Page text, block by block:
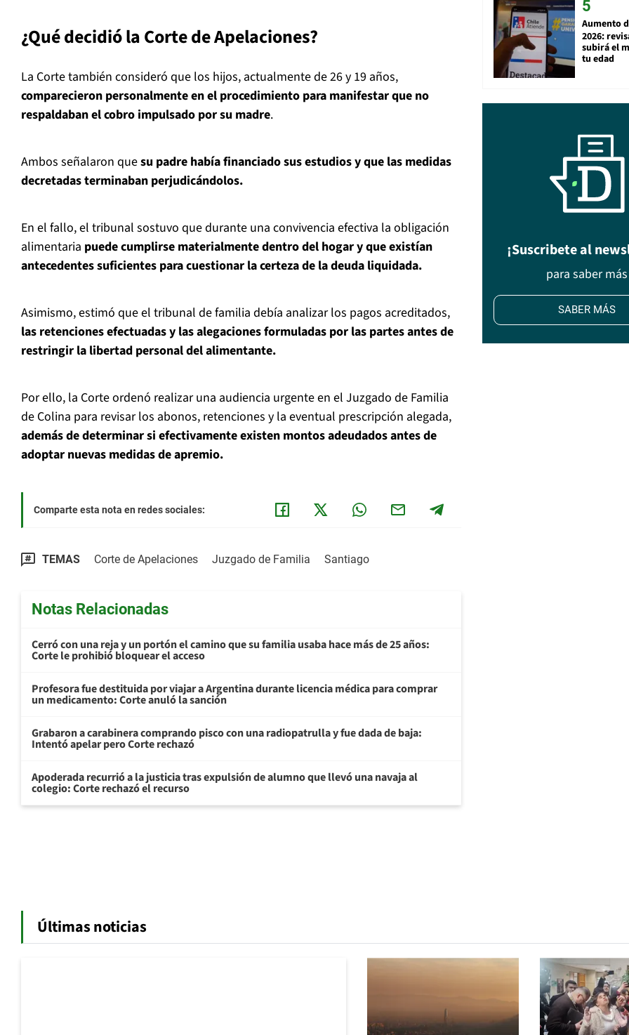
¿Qué decidió la Corte de Apelaciones?
La Corte también consideró que los hijos, actualmente de 26 y 19 años,
comparecieron personalmente en el procedimiento para manifestar que no
respaldaban el cobro impulsado por su madre.
Ambos señalaron quesu padre había financiado sus estudios y que las medidas
decretadas terminaban perjudicándolos.
En el fallo, el tribunal sostuvo que durante una convivencia efectiva la obligación
alimentaria puede cumplirse materialmente dentro del hogar y que existían
antecedentes suficientes para cuestionar la certeza de la deuda liquidada.
Asimismo, estimó que el tribunal de familia debía analizar los pagos acreditados,
las retenciones efectuadas y las alegaciones formuladas por las partes antes de
restringir la libertad personal del alimentante.
Por ello, la Corte ordenó realizar una audiencia urgente en el Juzgado de Familia
de Colina para revisar los abonos, retenciones y la eventual prescripción alegada,
además de determinar si efectivamente existen montos adeudados antes de
adoptar nuevas medidas de apremio.
Comparte esta nota en redes sociales:
TEMAS Corte de Apelaciones Juzgado de Familia Santiago
Notas Relacionadas
Cerró con una reja y un portón el camino que su familia usaba hace más de 25 años:
Corte le prohibió bloquear el acceso
Profesora fue destituida por viajar a Argentina durante licencia médica para comprar
un medicamento: Corte anuló la sanción
Grabaron a carabinera comprando pisco con una radiopatrulla y fue dada de baja:
Intentó apelar pero Corte rechazó
Apoderada recurrió a la justicia tras expulsión de alumno que llevó una navaja al
colegio: Corte rechazó el recurso
Aumento
2026:
subirá el
tu edad
¡Suscribete al
para saber más
SABER MÁS
Últimas noticias